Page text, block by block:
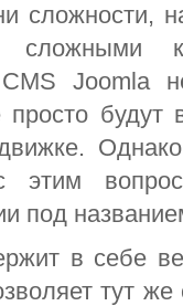
сложности,
сложными
Joomla
будут
этим
под
в себе
тут же